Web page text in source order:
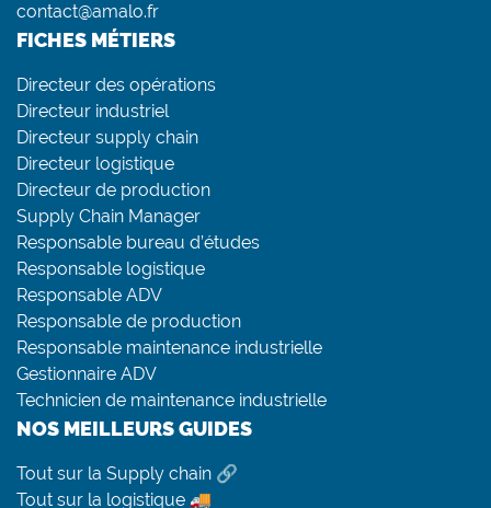
contact@amalo.fr
FICHES MÉTIERS
Directeur des opérations
Directeur industriel
Directeur supply chain
Directeur logistique
Directeur de production
Supply Chain Manager
Responsable bureau d’études
Responsable logistique
Responsable ADV
Responsable de production
Responsable maintenance industrielle
Gestionnaire ADV
Technicien de maintenance industrielle
NOS MEILLEURS GUIDES
Tout sur la Supply chain 🔗
Tout sur la logistique 🚚